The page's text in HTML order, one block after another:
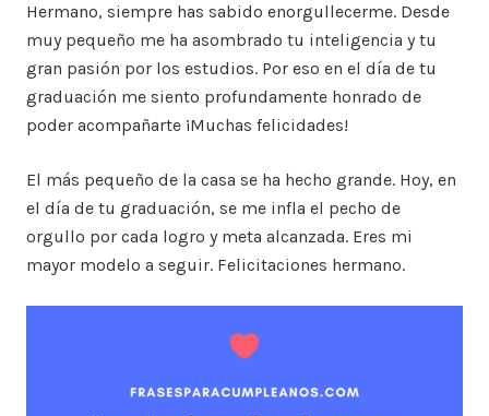
Hermano, siempre has sabido enorgullecerme. Desde
muy pequeño me ha asombrado tu inteligencia y tu
gran pasión por los estudios. Por eso en el día de tu
graduación me siento profundamente honrado de
poder acompañarte ¡Muchas felicidades!
El más pequeño de la casa se ha hecho grande. Hoy, en
el día de tu graduación, se me infla el pecho de
orgullo por cada logro y meta alcanzada. Eres mi
mayor modelo a seguir. Felicitaciones hermano.